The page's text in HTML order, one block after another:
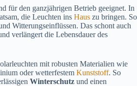
für den ganzjährigen Betrieb geeignet. In
die Leuchten ins Haus zu bringen. So
Witterungseinflüssen. Das schont auch
verlängert die Lebensdauer des
mit robusten Materialien wie
oder wetterfestem Kunststoff. So
Winterschutz und einen